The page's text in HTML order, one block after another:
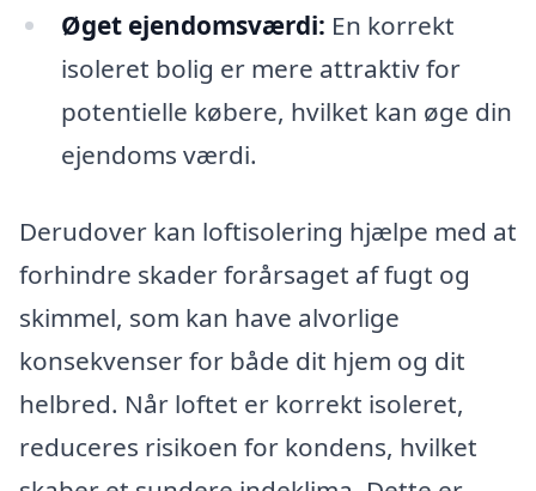
Øget ejendomsværdi: En korrekt
isoleret bolig er mere attraktiv for
potentielle købere, hvilket kan øge din
ejendoms værdi.
Derudover kan loftisolering hjælpe med at
forhindre skader forårsaget af fugt og
skimmel, som kan have alvorlige
konsekvenser for både dit hjem og dit
helbred. Når loftet er korrekt isoleret,
reduceres risikoen for kondens, hvilket